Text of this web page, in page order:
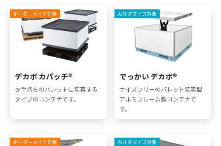
オーダーメイド対象
デカボ カパッチ®
お手持ちのパレットに装着する
タイプのコンテナです。
カスタマイズ対象
でっかい デカボ®
サイズフリーのパレット装着型
アルミフレーム製コンテナで
す。
オーダーメイド対象 カスタマイズ対象